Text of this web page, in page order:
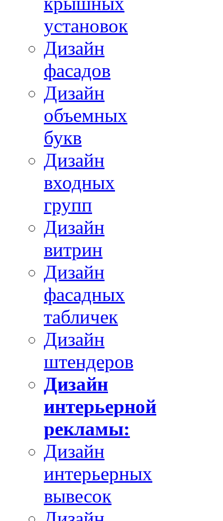
установок
Дизайн
фасадов
Дизайн
объемных
букв
Дизайн
входных
групп
Дизайн
витрин
Дизайн
фасадных
табличек
Дизайн
штендеров
Дизайн
интерьерной
рекламы:
Дизайн
интерьерных
вывесок